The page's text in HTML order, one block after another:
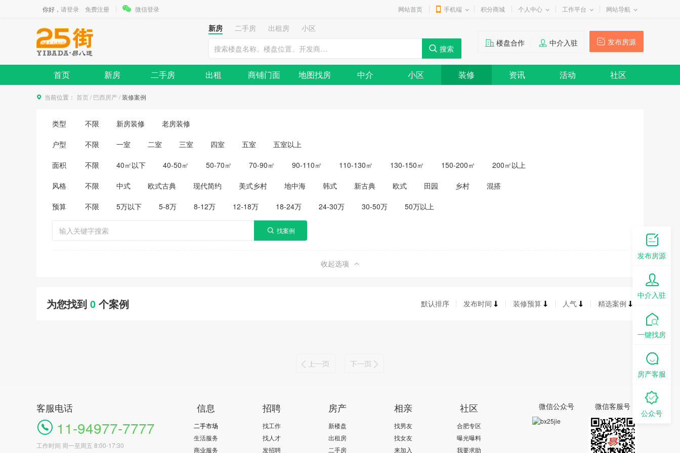
你好， 请登录 免费注册 微信登录 网站首页 手机端 积分商城 个人中心 工作平台 网站导航
新房 二手房 出租房
小区
发布房源
楼盘合作 中介入驻
首页 新房 二手房 出租 商铺门面 地图找房 中介 小区 装修 资讯 活动 社区
当前位置： 首页 / 巴西房产/装修案例
类型 不限 新房装修 老房装修
户型 不限 一室 二室 三室 四室 五室 五室以上
面积 不限 40㎡以下 40-50㎡ 50-70㎡ 70-90㎡ 90-110㎡ 110-130㎡ 130-150㎡ 150-200㎡ 200㎡以上
风格 不限 中式 欧式古典 现代简约 美式乡村 地中海 韩式 新古典 欧式 田园 乡村 混搭
预算 不限 5万以下 5-8万 8-12万 12-18万 18-24万 24-30万 30-50万 50万以上
收起选项
默认排序 发布时间 装修预算 人气 精选案例
为您找到 0 个案例
客服电话
11-94977-7777
工作时间 周一至周五 8:00-17:30
信息
二手市场
生活服务
商业服务
招聘
找工作
找人才
发招聘
房产
新楼盘
出租房
二手房
相亲
找男友
找女友
来加入
社区
合肥专区
曝光曝料
我要求助
微信公众号 微信客服号
发布房源
中介入驻
一键找房
房产客服
公众号